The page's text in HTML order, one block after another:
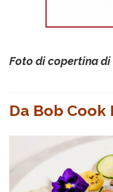
Foto di copertina
Da Bob Cook